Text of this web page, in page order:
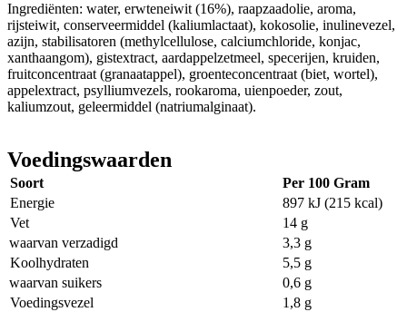
Ingrediënten: water, erwteneiwit (16%), raapzaadolie, aroma,
rijsteiwit, conserveermiddel (kaliumlactaat), kokosolie, inulinevezel,
azijn, stabilisatoren (methylcellulose, calciumchloride, konjac,
xanthaangom), gistextract, aardappelzetmeel, specerijen, kruiden,
fruitconcentraat (granaatappel), groenteconcentraat (biet, wortel),
appelextract, psylliumvezels, rookaroma, uienpoeder, zout,
kaliumzout, geleermiddel (natriumalginaat).
Voedingswaarden
Soort
Per 100 Gram
Energie
897 kJ (215 kcal)
Vet
14 g
waarvan verzadigd
3,3 g
Koolhydraten
5,5 g
waarvan suikers
0,6 g
Voedingsvezel
1,8 g